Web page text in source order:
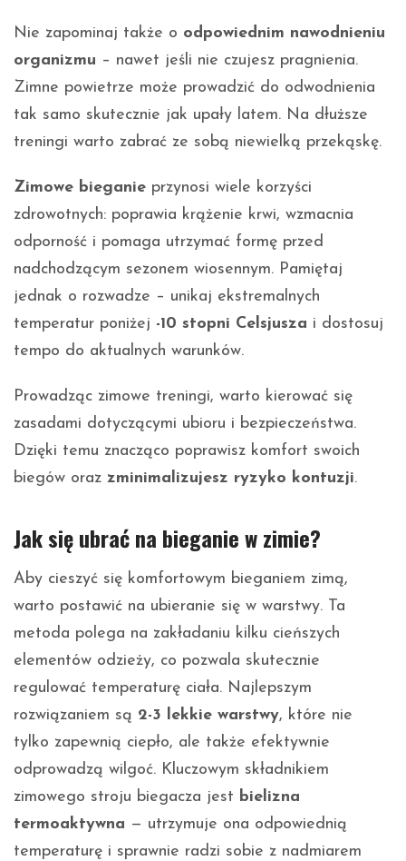
Nie zapominaj także o odpowiednim nawodnieniu
organizmu – nawet jeśli nie czujesz pragnienia.
Zimne powietrze może prowadzić do odwodnienia
tak samo skutecznie jak upały latem. Na dłuższe
treningi warto zabrać ze sobą niewielką przekąskę.
Zimowe bieganie przynosi wiele korzyści
zdrowotnych: poprawia krążenie krwi, wzmacnia
odporność i pomaga utrzymać formę przed
nadchodzącym sezonem wiosennym. Pamiętaj
jednak o rozwadze – unikaj ekstremalnych
temperatur poniżej -10 stopni Celsjusza i dostosuj
tempo do aktualnych warunków.
Prowadząc zimowe treningi, warto kierować się
zasadami dotyczącymi ubioru i bezpieczeństwa.
Dzięki temu znacząco poprawisz komfort swoich
biegów oraz zminimalizujesz ryzyko kontuzji.
Jak się ubrać na bieganie w zimie?
Aby cieszyć się komfortowym bieganiem zimą,
warto postawić na ubieranie się w warstwy. Ta
metoda polega na zakładaniu kilku cieńszych
elementów odzieży, co pozwala skutecznie
regulować temperaturę ciała. Najlepszym
rozwiązaniem są 2-3 lekkie warstwy, które nie
tylko zapewnią ciepło, ale także efektywnie
odprowadzą wilgoć. Kluczowym składnikiem
zimowego stroju biegacza jest bielizna
termoaktywna — utrzymuje ona odpowiednią
temperaturę i sprawnie radzi sobie z nadmiarem